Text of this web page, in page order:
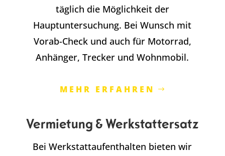
täglich die Möglichkeit der
Hauptuntersuchung. Bei Wunsch mit
Vorab-Check und auch für Motorrad,
Anhänger, Trecker und Wohnmobil.
MEHR ERFAHREN
Vermietung & Werkstattersatz
Bei Werkstattaufenthalten bieten wir